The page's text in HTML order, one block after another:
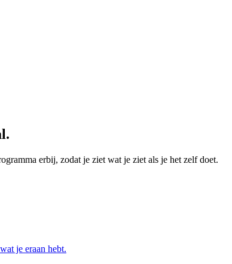
erbij, zodat je ziet wat je ziet als je het zelf doet.
je eraan hebt.